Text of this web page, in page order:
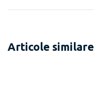
Articole similare